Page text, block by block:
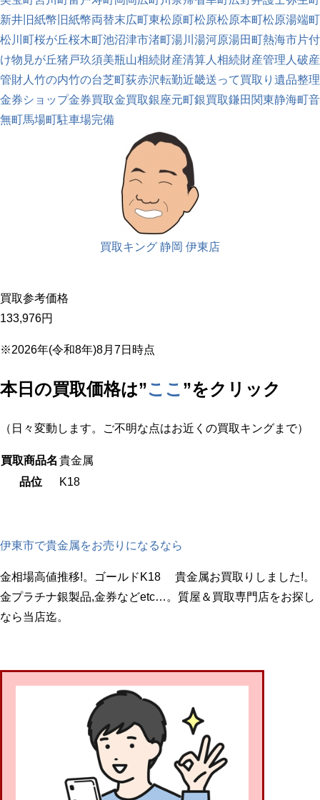
新井 旧紙幣 旧紙幣両替末広町東松原町松原松原本町松原湯端町
松川町桜が丘桜木町池沼津市渚町湯川 湯河原湯田町熱海市片付
け物見が丘猪戸玖須美瓶山相続財産清算人 相続財産管理人 破産
管財人 竹の内竹の台芝町荻赤沢転勤近畿送って買取り 遺品整理
金券ショップ金券買取金買取銀座元町銀買取鎌田 関東静海町音
無町馬場町駐車場完備
買取キング 静岡 伊東店
買取参考価格
133,976円
※2026年(令和8年)8月7日時点
本日の買取価格は”ここ”をクリック
（日々変動します。ご不明な点はお近くの買取キングまで）
買取商品名 貴金属
品位
K18
伊東市で貴金属をお売りになるなら
金相場高値推移!。ゴールドK18 貴金属お買取りしました!。
金プラチナ銀製品,金券などetc…。質屋＆買取専門店をお探し
なら当店迄。